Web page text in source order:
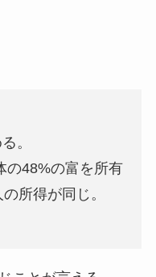
。
の48%の富を所有
所得が同じ。